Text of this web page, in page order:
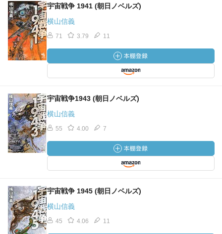
宇宙戦争 1941 (朝日ノベルズ)
横山信義
71 3.79 11
宇宙戦争1943 (朝日ノベルズ)
横山信義
55 4.00 7
宇宙戦争 1945 (朝日ノベルズ)
横山信義
45 4.06 11